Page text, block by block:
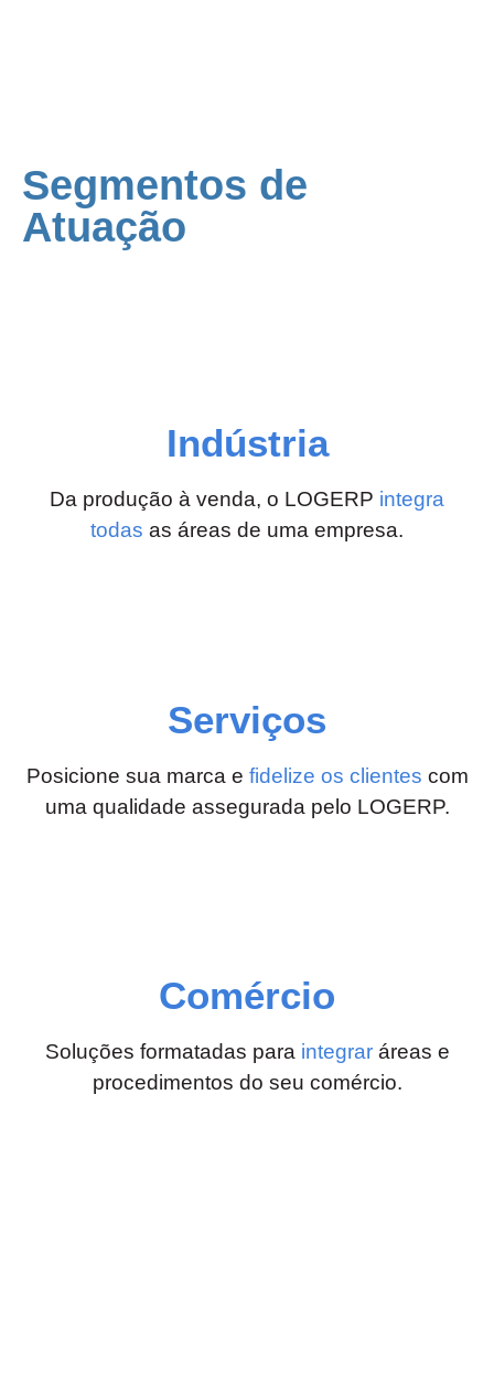
Segmentos de
Atuação
Indústria
Da produção à venda, o LOGERP integra
todas as áreas de uma empresa.
Serviços
Posicione sua marca e fidelize os clientes com
uma qualidade assegurada pelo LOGERP.
Comércio
Soluções formatadas para integraráreas e
procedimentos do seu comércio.